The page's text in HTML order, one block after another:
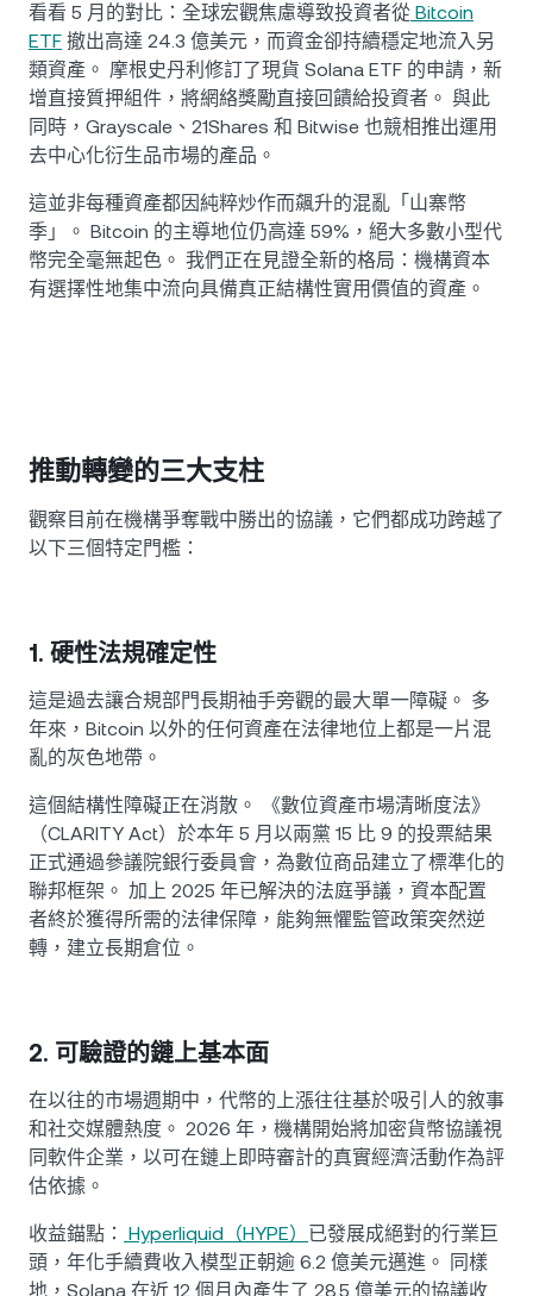
看看 5 月的對比：全球宏觀焦慮導致投資者從 Bitcoin
ETF 撤出高達 24.3 億美元，而資金卻持續穩定地流入另
類資產。 摩根史丹利修訂了現貨 Solana ETF 的申請，新
增直接質押組件，將網絡獎勵直接回饋給投資者。 與此
同時，Grayscale、21Shares 和 Bitwise 也競相推出運用
去中心化衍生品市場的產品。
這並非每種資產都因純粹炒作而飆升的混亂「山寨幣
季」。 Bitcoin 的主導地位仍高達 59%，絕大多數小型代
幣完全毫無起色。 我們正在見證全新的格局：機構資本
有選擇性地集中流向具備真正結構性實用價值的資產。
推動轉變的三大支柱
觀察目前在機構爭奪戰中勝出的協議，它們都成功跨越了
以下三個特定門檻：
1. 硬性法規確定性
這是過去讓合規部門長期袖手旁觀的最大單一障礙。 多
年來，Bitcoin 以外的任何資產在法律地位上都是一片混
亂的灰色地帶。
這個結構性障礙正在消散。 《數位資產市場清晰度法》
（CLARITY Act）於本年 5 月以兩黨 15 比 9 的投票結果
正式通過參議院銀行委員會，為數位商品建立了標準化的
聯邦框架。 加上 2025 年已解決的法庭爭議，資本配置
者終於獲得所需的法律保障，能夠無懼監管政策突然逆
轉，建立長期倉位。
2. 可驗證的鏈上基本面
在以往的市場週期中，代幣的上漲往往基於吸引人的敘事
和社交媒體熱度。 2026 年，機構開始將加密貨幣協議視
同軟件企業，以可在鏈上即時審計的真實經濟活動作為評
估依據。
收益錨點： Hyperliquid（HYPE）
已發展成絕對的行業巨
頭，年化手續費收入模型正朝逾 6.2 億美元邁進。 同樣
地，Solana 在近 12 個月內產生了 28.5 億美元的協議收